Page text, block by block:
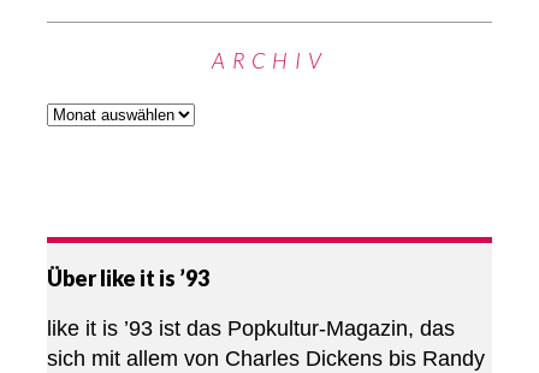
ARCHIV
Über like it is ’93
like it is ’93 ist das Popkultur-Magazin, das
sich mit allem von Charles Dickens bis Randy